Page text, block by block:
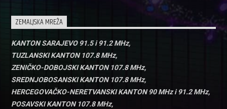
ZEMALJSKA MREŽA
KANTON SARAJEVO 91.5 i 91.2 MHz,
TUZLANSKI KANTON 107.8 MHz,
ZENIČKO-DOBOJSKI KANTON 107.8 MHz,
SREDNJOBOSANSKI KANTON 107.8 MHz,
HERCEGOVAČKO-NERETVANSKI KANTON 90 MHz i 91.2 MHz,
POSAVSKI KANTON 107.8 MHz,